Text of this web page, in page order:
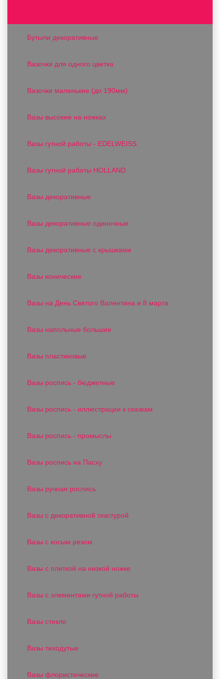
Бутыли декоративные
Вазочки для одного цветка
Вазочки маленькие (до 190мм)
Вазы высокие на ножках
Вазы гутной работы - EDELWEISS
Вазы гутной работы HOLLAND
Вазы декоративные
Вазы декоративные одиночные
Вазы декоративные с крышками
Вазы конические
Вазы на День Святого Валентина и 8 марта
Вазы напольные большие
Вазы пластиковые
Вазы роспись - бюджетные
Вазы роспись - иллюстрации к сказкам
Вазы роспись - промыслы
Вазы роспись на Пасху
Вазы ручная роспись
Вазы с декоративной текстурой
Вазы с косым резом
Вазы с плиткой на низкой ножке
Вазы с элементами гутной работы
Вазы стекло
Вазы тиходутые
Вазы флористические